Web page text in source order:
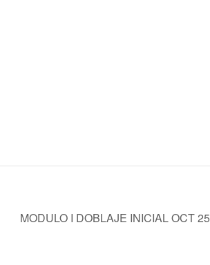
MODULO I DOBLAJE INICIAL OCT 25